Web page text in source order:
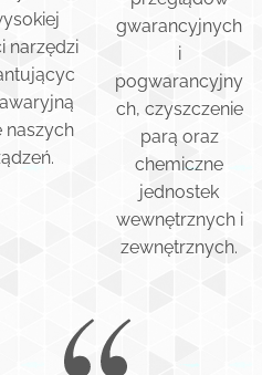
narzędzi
naszych
gwarancyjnych
i
pogwarancyjny
ch, czyszczenie
parą oraz
chemiczne
jednostek
wewnętrznych i
zewnętrznych.